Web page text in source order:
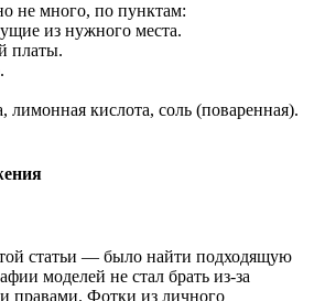
не много, по пунктам:
из нужного места.
платы.
лимонная кислота, соль (поваренная).
статьи — было найти подходящую
моделей не стал брать из-за
правами. Фотки из личного